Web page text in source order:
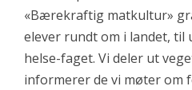
«Bærekraftig matkultur»
elever rundt om i landet, til
helse-faget. Vi deler ut
informerer de vi møter om